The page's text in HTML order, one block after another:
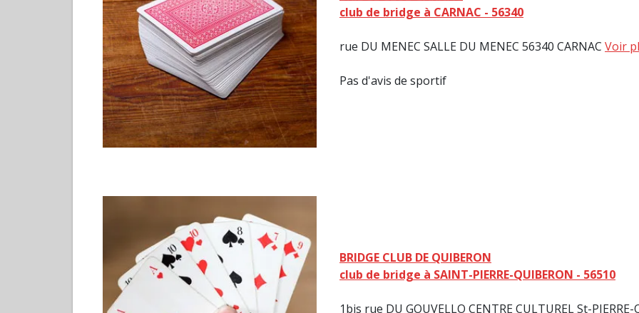
club de bridge à CARNAC - 56340
rue DU MENEC SALLE DU MENEC 56340 CARNAC Voir
Pas d'avis de sportif
BRIDGE CLUB DE QUIBERON
club de bridge à SAINT-PIERRE-QUIBERON - 56510
1bis rue DU GOUVELLO CENTRE CULTUREL St-PIERRE-